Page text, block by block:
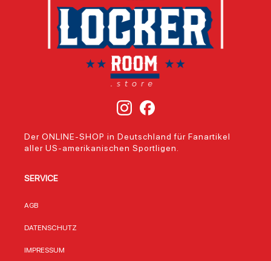
Der ONLINE-SHOP in Deutschland für Fanartikel
aller US-amerikanischen Sportligen.
SERVICE
AGB
DATENSCHUTZ
IMPRESSUM